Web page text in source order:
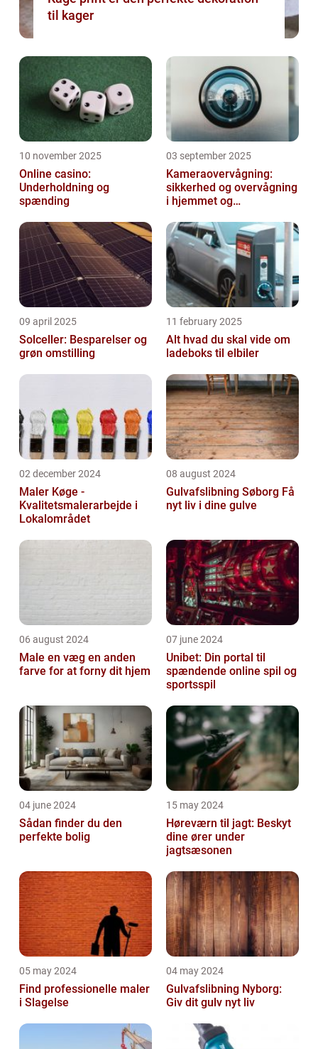
til kager
10 november 2025
Online casino:
Underholdning og
spænding
03 september 2025
Kameraovervågning:
sikkerhed og overvågning
i hjemmet og
09 april 2025
Solceller: Besparelser og
grøn omstilling
11 february 2025
Alt hvad du skal vide om
ladeboks til elbiler
02 december 2024
Maler Køge -
Kvalitetsmalerarbejde i
Lokalområdet
08 august 2024
Gulvafslibning Søborg Få
nyt liv i dine gulve
06 august 2024
Male en væg en anden
farve for at forny dit hjem
07 june 2024
Unibet: Din portal til
spændende online spil og
sportsspil
04 june 2024
Sådan finder du den
perfekte bolig
15 may 2024
Høreværn til jagt: Beskyt
dine ører under
jagtsæsonen
05 may 2024
Find professionelle maler
i Slagelse
04 may 2024
Gulvafslibning Nyborg:
Giv dit gulv nyt liv